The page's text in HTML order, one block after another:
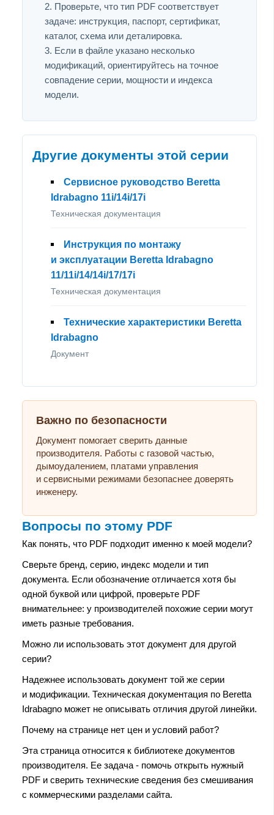
Проверьте, что тип PDF соответствует
задаче: инструкция, паспорт, сертификат,
каталог, схема или деталировка.
Если в файле указано несколько
модификаций, ориентируйтесь на точное
совпадение серии, мощности и индекса
модели.
Другие документы этой серии
Сервисное руководство Beretta
Idrabagno 11i/14i/17i
Техническая документация
Инструкция по монтажу
и эксплуатации Beretta Idrabagno
11/11i/14/14i/17/17i
Техническая документация
Технические характеристики Beretta
Idrabagno
Документ
Важно по безопасности
Документ помогает сверить данные
производителя. Работы с газовой частью,
дымоудалением, платами управления
и сервисными режимами безопаснее доверять
инженеру.
Вопросы по этому PDF
Как понять, что PDF подходит именно к моей модели?
Сверьте бренд, серию, индекс модели и тип
документа. Если обозначение отличается хотя бы
одной буквой или цифрой, проверьте PDF
внимательнее: у производителей похожие серии могут
иметь разные требования.
Можно ли использовать этот документ для другой
серии?
Надежнее использовать документ той же серии
и модификации. Техническая документация по Beretta
Idrabagno может не описывать отличия другой линейки.
Почему на странице нет цен и условий работ?
Эта страница относится к библиотеке документов
производителя. Ее задача - помочь открыть нужный
PDF и сверить технические сведения без смешивания
с коммерческими разделами сайта.